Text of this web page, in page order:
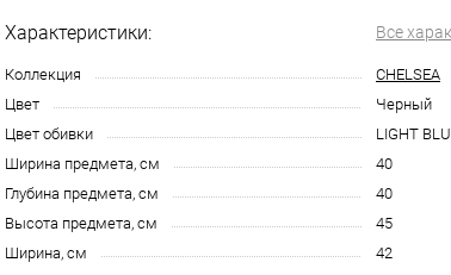
Характеристики: Все
Коллекция
CHELSEA
Цвет
Черный
Цвет обивки
LIGHT
Ширина предмета, см
40
Глубина предмета, см
40
Высота предмета, см
45
Ширина, см
42